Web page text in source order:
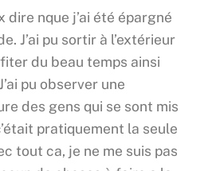
dire nque j’ai été épargné
J’ai pu sortir à l’extérieur
du beau temps ainsi
pu observer une
des gens qui se sont mis
pratiquement la seule
tout ca, je ne me suis pas